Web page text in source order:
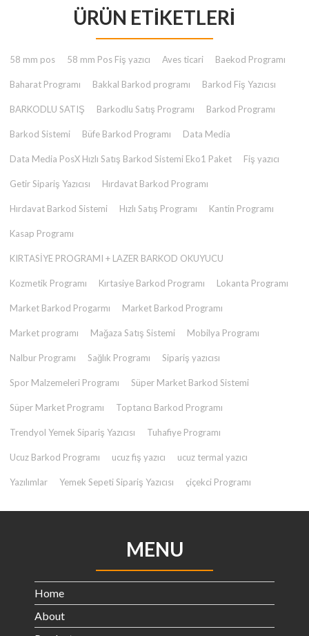
₺ 23.000,00.fiyat:
₺ 2.000,00.
ÜRÜN ETIKETLERI
58 mm pos 58 mm Pos Fiş yazıcı Aves ticari Baekod Programı
Baharat Programı Bakkal Barkod programı Barkod Fiş Yazıcısı
BARKODLU SATIŞ Barkodlu Satış Programı Barkod Programı
Barkod Sistemi Büfe Barkod Programı Data Media
Data Media PosX Hızlı Satış Barkod Sistemi Eko1 Paket Fiş yazıcı
Getir Sipariş Yazıcısı Hırdavat Barkod Programı
Hırdavat Barkod Sistemi Hızlı Satış Programı Kantin Programı
Kasap Programı
KIRTASİYE PROGRAMI + LAZER BARKOD OKUYUCU
Kozmetik Programı Kırtasiye Barkod Programı Lokanta Programı
Market Barkod Progarmı Market Barkod Programı
Market programı Mağaza Satış Sistemi Mobilya Programı
Nalbur Programı Sağlık Programı Sipariş yazıcısı
Spor Malzemeleri Programı Süper Market Barkod Sistemi
Süper Market Programı Toptancı Barkod Programı
Trendyol Yemek Sipariş Yazıcısı Tuhafiye Programı
Ucuz Barkod Programı ucuz fiş yazıcı ucuz termal yazıcı
Yazılımlar Yemek Sepeti Sipariş Yazıcısı çiçekci Programı
MENU
Home
About